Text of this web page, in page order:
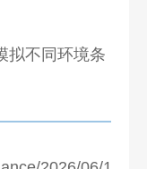
拟不同环境条